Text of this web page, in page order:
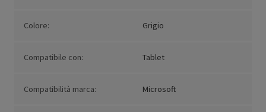
Colore: Grigio
Compatibile con: Tablet
Compatibilità marca: Microsoft